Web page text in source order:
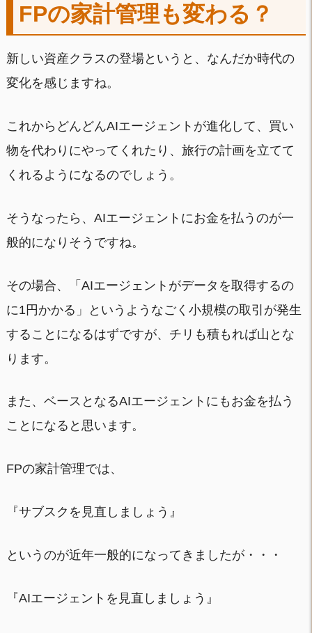
FPの家計管理も変わる？
新しい資産クラスの登場というと、なんだか時代の
変化を感じますね。
これからどんどんAIエージェントが進化して、買い
物を代わりにやってくれたり、旅行の計画を立てて
くれるようになるのでしょう。
そうなったら、AIエージェントにお金を払うのが一
般的になりそうですね。
その場合、「AIエージェントがデータを取得するの
に1円かかる」というようなごく小規模の取引が発生
することになるはずですが、チリも積もれば山とな
ります。
また、ベースとなるAIエージェントにもお金を払う
ことになると思います。
FPの家計管理では、
『サブスクを見直しましょう』
というのが近年一般的になってきましたが・・・
『AIエージェントを見直しましょう』